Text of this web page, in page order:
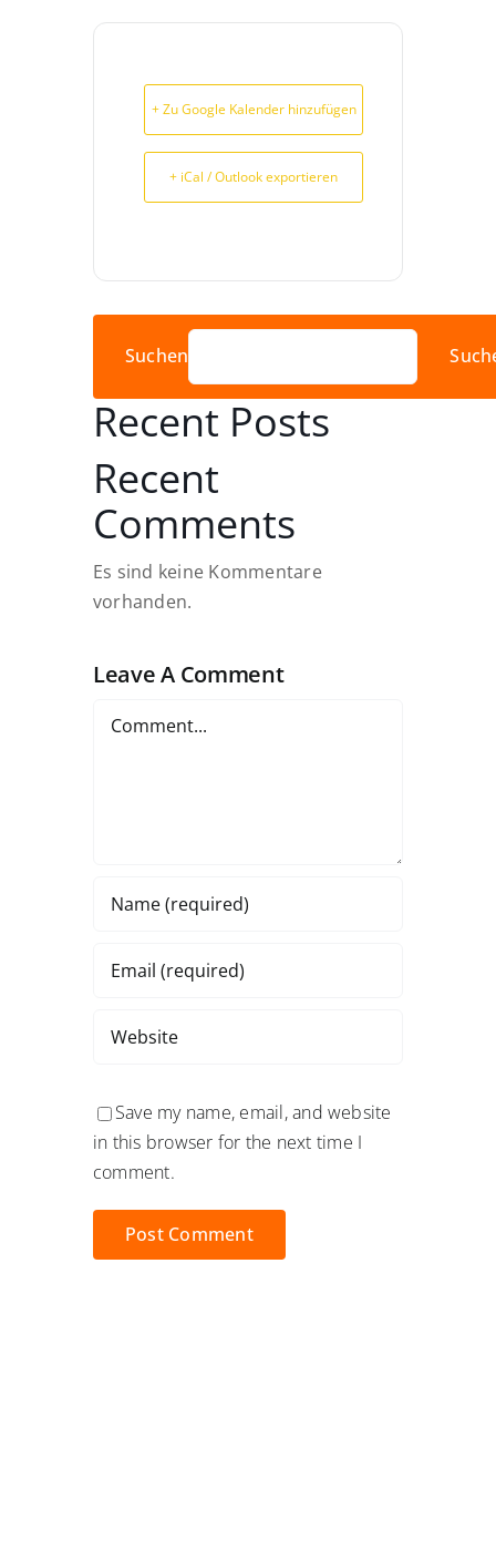
+ Zu Google Kalender hinzufügen
+ iCal / Outlook exportieren
Suchen
Recent Posts
Recent
Comments
Es sind keine Kommentare
vorhanden.
Leave A Comment
Save my name, email, and website
in this browser for the next time I
comment.